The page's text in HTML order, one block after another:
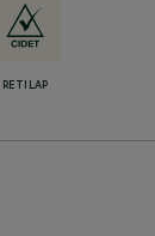
RETILAP